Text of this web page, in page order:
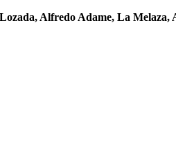
Alfredo Adame, La Melaza,